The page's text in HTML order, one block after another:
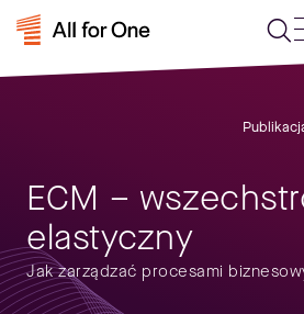
ECM –
elastyczny
Jak zarządzać procesami